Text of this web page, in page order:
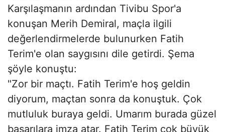
Karşılaşmanın ardından Tivibu Spor'a
konuşan Merih Demiral, maçla ilgili
değerlendirmelerde bulunurken Fatih
Terim'e olan saygısını dile getirdi. Şema
şöyle konuştu:
"Zor bir maçtı. Fatih Terim'e hoş geldin
diyorum, maçtan sonra da konuştuk. Çok
mutluluk buraya geldi. Umarım burada güzel
başarılara imza atar. Fatih Terim çok büyük